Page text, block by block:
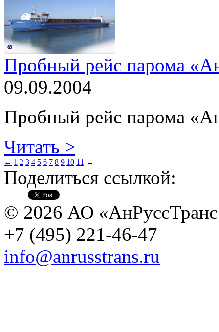
Пробный рейс парома
09.09.2004
Пробный рейс парома
Читать >
← 1 2 3 4 5 6 7 8 9 10 11 →
Поделиться ссылкой:
© 2026 АО
+7 (495) 221-46-47
info@anrusstrans.ru